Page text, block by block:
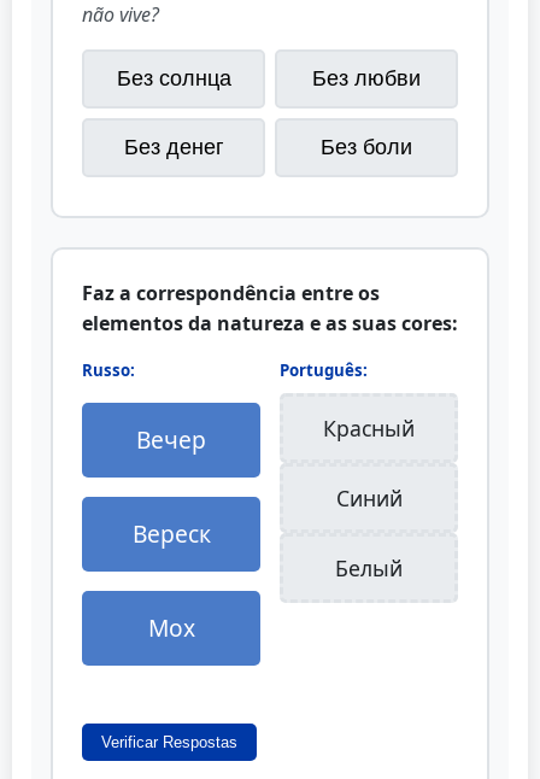
não vive?
Без солнца Без любви
Без денег Без боли
Faz a correspondência entre os
elementos da natureza e as suas cores:
Russo:
Вечер
Вереск
Мох
Português:
Красный
Синий
Белый
Verificar Respostas